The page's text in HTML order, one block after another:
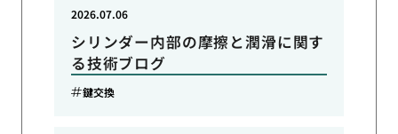
シリンダー内部の摩擦と潤滑に関す
る技術ブログ
2026.07.06
鍵交換